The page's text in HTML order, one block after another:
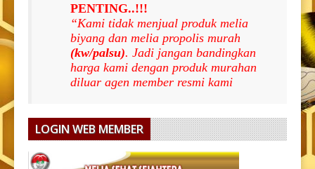
PENTING..!!!
“Kami tidak menjual produk melia
biyang dan melia propolis murah
(kw/palsu). Jadi jangan bandingkan
harga kami dengan produk murahan
diluar agen member resmi kami
LOGIN WEB MEMBER